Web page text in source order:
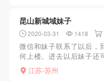
昆山新城域妹子
2020-03-31 1418
微信和妹子联系了以后，
何上楼。进去以后妹子还
口，做。可以穿丝袜高跟
微信自己聊一下
江苏-苏州